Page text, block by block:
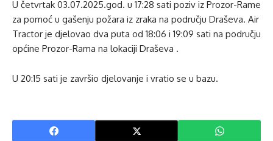
U četvrtak 03.07.2025.god. u 17:28 sati poziv iz Prozor-Rame
za pomoć u gašenju požara iz zraka na području Draševa. Air
Tractor je djelovao dva puta od 18:06 i 19:09 sati na području
općine Prozor-Rama na lokaciji Draševa .
U 20:15 sati je završio djelovanje i vratio se u bazu.